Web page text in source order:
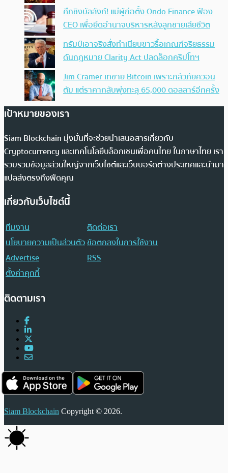
ศึกชิงบัลลังก์! แม่ผู้ก่อตั้ง Ondo Finance ฟ้อง
CEO เพื่อยึดอำนาจบริหารหลังลูกชายเสียชีวิต
ทรัมป์เอาจริง สั่งทำเนียบขาวรื้อเกณฑ์จริยธรรม
ดันกฎหมาย Clarity Act ปลดล็อกคริปโทฯ
Jim Cramer เทขาย Bitcoin เพราะกลัวภัยควอน
ตัม แต่ราคากลับพุ่งทะลุ 65,000 ดอลลาร์อีกครั้ง
เป้าหมายของเรา
Siam Blockchain มุ่งมั่นที่จะช่วยนำเสนอสารเกี่ยวกับ
Cryptocurrency และเทคโนโลยีบล็อกเชนเพื่อคนไทย ในภาษาไทย เรา
รวบรวมข้อมูลส่วนใหญ่จากเว็บไซต์และเว็บบอร์ดต่างประเทศและนำมา
แปลส่งตรงถึงฟีดคุณ
เกี่ยวกับเว็บไซต์นี้
ทีมงาน
ติดต่อเรา
นโยบายความเป็นส่วนตัวข้อตกลงในการใช้งาน
Advertise
RSS
ตั้งค่าคุกกี้
ติดตามเรา
Siam Blockchain Copyright © 2026.